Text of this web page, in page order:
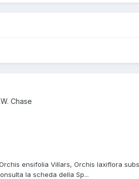
Chase
ensifolia Villars, Orchis laxiflora
la scheda della Sp...